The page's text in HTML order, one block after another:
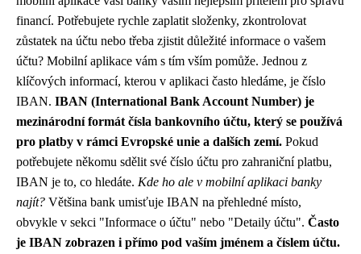
financí. Potřebujete rychle zaplatit složenky, zkontrolovat
zůstatek na účtu nebo třeba zjistit důležité informace o vašem
účtu? Mobilní aplikace vám s tím vším pomůže. Jednou z
klíčových informací, kterou v aplikaci často hledáme, je číslo
IBAN. IBAN (International Bank Account Number) je
mezinárodní formát čísla bankovního účtu, který se používá
pro platby v rámci Evropské unie a dalších zemí. Pokud
potřebujete někomu sdělit své číslo účtu pro zahraniční platbu,
IBAN je to, co hledáte. Kde ho ale v mobilní aplikaci banky
najít? Většina bank umisťuje IBAN na přehledné místo,
obvykle v sekci "Informace o účtu" nebo "Detaily účtu". Často
je IBAN zobrazen i přímo pod vaším jménem a číslem účtu.